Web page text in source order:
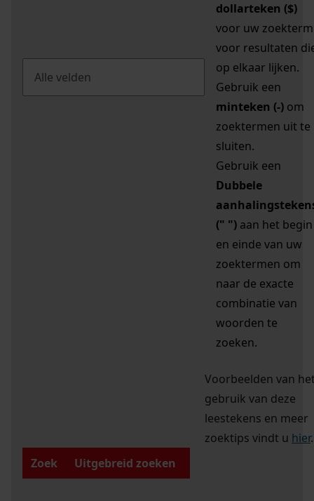
dollarteken ($)
voor uw zoekterm
voor resultaten
op elkaar lijken.
Gebruik een
minteken (-) om
zoektermen uit te
sluiten.
Gebruik een
Dubbele
(" ") aan het begin
en einde van uw
zoektermen om
naar de exacte
combinatie van
woorden te
zoeken.
Voorbeelden van
gebruik van deze
leestekens en meer
zoektips vindt u hier.
Zoek
Uitgebreid zoeken